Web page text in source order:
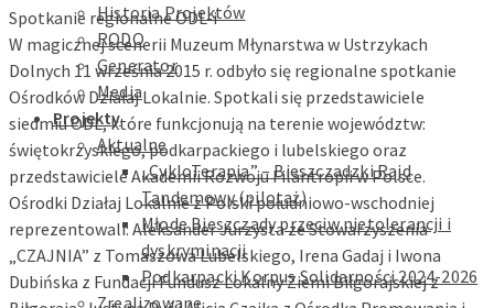
Historia Projektów
RODO
Generator
Media
Projekty
Aktualne
„CykloTerapia” – Bieszczadzki Rajd
Tandemowy (pilotaż)
Młode Bieszczady przeciw nietolerancji i
dyskryminacji
Podkarpacki Korpus Solidarności 2024-2026
Zrealizowane
Spotkanie regionalne ODL-i
W magicznej scenerii Muzeum Młynarstwa w Ustrzykach
Dolnych 11 września 2015 r. odbyło się regionalne spotkanie
Ośrodków Działaj Lokalnie. Spotkali się przedstawiciele
siedmiu ODL, które funkcjonują na terenie województw:
świętokrzyskiego, podkarpackiego i lubelskiego oraz
przedstawiciele Akademii Rozwoju Filantropii w Polsce.
Ośrodki Działaj Lokalnie z Polski południowo-wschodniej
reprezentowali: Aleksander Jurzysta ze Stowarzyszenia
„CZAJNIA” z Tomaszowa Lubelskiego, Irena Gadaj i Iwona
Dubińska z Fundacji Fundusz Lokalny Ziemi Biłgorajskiej z